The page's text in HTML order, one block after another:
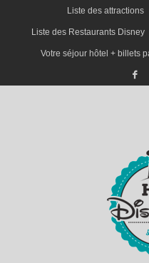
Liste des attractions
Liste des Restaurants Disney
Votre séjour hôtel + billets